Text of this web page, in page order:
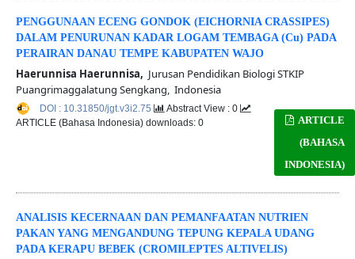
PENGGUNAAN ECENG GONDOK (EICHORNIA CRASSIPES)
DALAM PENURUNAN KADAR LOGAM TEMBAGA (Cu) PADA
PERAIRAN DANAU TEMPE KABUPATEN WAJO
Haerunnisa Haerunnisa, Jurusan Pendidikan Biologi STKIP
Puangrimaggalatung Sengkang, Indonesia
ARTICLE
(BAHASA
INDONESIA)
DOI : 10.31850/jgt.v3i2.75
Abstract View : 0
ARTICLE (Bahasa Indonesia) downloads: 0
ANALISIS KECERNAAN DAN PEMANFAATAN NUTRIEN
PAKAN YANG MENGANDUNG TEPUNG KEPALA UDANG
PADA KERAPU BEBEK (CROMILEPTES ALTIVELIS)